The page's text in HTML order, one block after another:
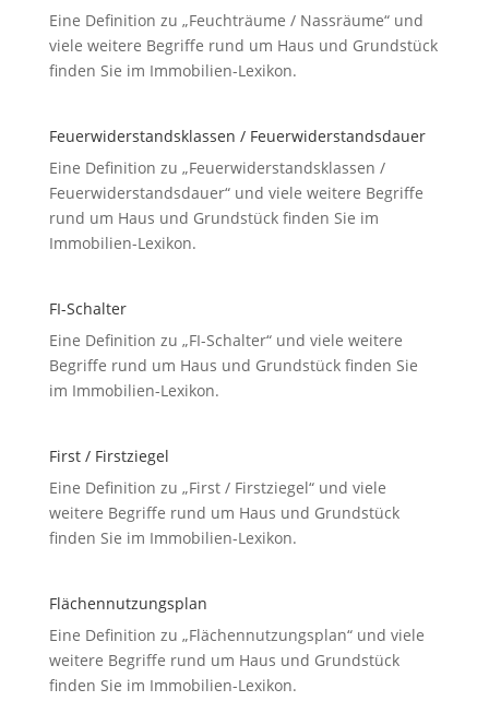
Eine Definition zu „Feuchträume / Nassräume“ und
viele weitere Begriffe rund um Haus und Grundstück
finden Sie im Immobilien-Lexikon.
Feuerwiderstandsklassen / Feuerwiderstandsdauer
Eine Definition zu „Feuerwiderstandsklassen /
Feuerwiderstandsdauer“ und viele weitere Begriffe
rund um Haus und Grundstück finden Sie im
Immobilien-Lexikon.
FI-Schalter
Eine Definition zu „FI-Schalter“ und viele weitere
Begriffe rund um Haus und Grundstück finden Sie
im Immobilien-Lexikon.
First / Firstziegel
Eine Definition zu „First / Firstziegel“ und viele
weitere Begriffe rund um Haus und Grundstück
finden Sie im Immobilien-Lexikon.
Flächennutzungsplan
Eine Definition zu „Flächennutzungsplan“ und viele
weitere Begriffe rund um Haus und Grundstück
finden Sie im Immobilien-Lexikon.